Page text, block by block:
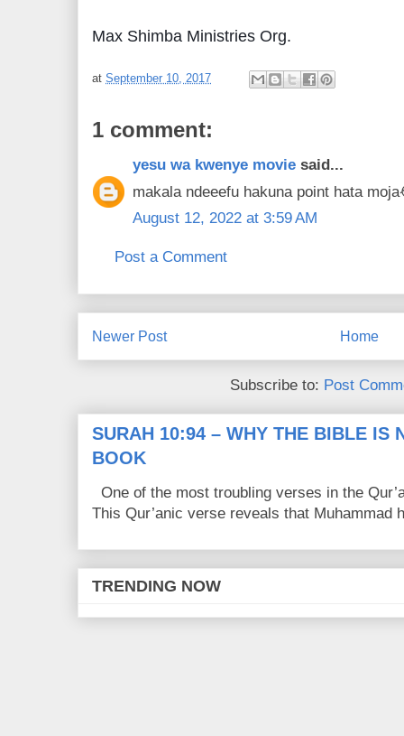
Max Shimba Ministries Org.
at September 10, 2017
1 comment:
yesu wa kwenye movie said...
makala ndeeefu hakuna point hata
August 12, 2022 at 3:59 AM
Post a Comment
Newer Post Home
Subscribe to: Post
SURAH 10:94 – WHY THE BIBLE IS
BOOK
One of the most troubling verses in the
This Qur’anic verse reveals that Muhammad
TRENDING NOW